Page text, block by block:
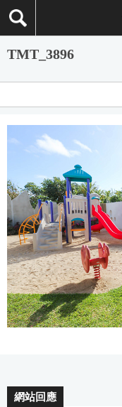
TMT_3896
網站回應